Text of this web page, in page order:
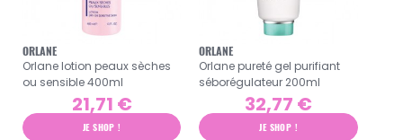
ORLANE
Orlane lotion peaux sèches
ou sensible 400ml
21,71 €
JE SHOP !
ORLANE
Orlane pureté gel purifiant
séborégulateur 200ml
32,77 €
JE SHOP !